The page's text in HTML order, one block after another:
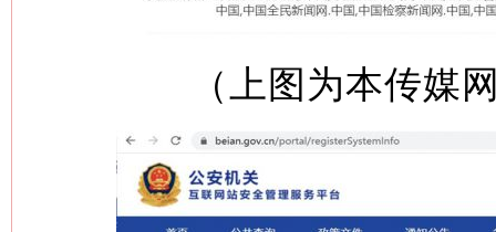
（上图为本传媒